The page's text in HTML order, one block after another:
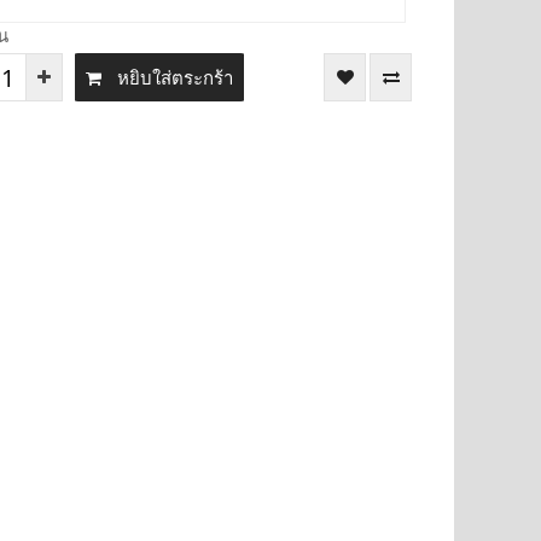
หยิบใส่ตระกร้า